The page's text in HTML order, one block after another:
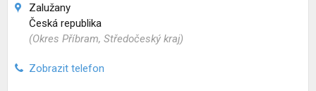
Zalužany
Česká republika
(Okres Příbram, Středočeský kraj)
Zobrazit telefon